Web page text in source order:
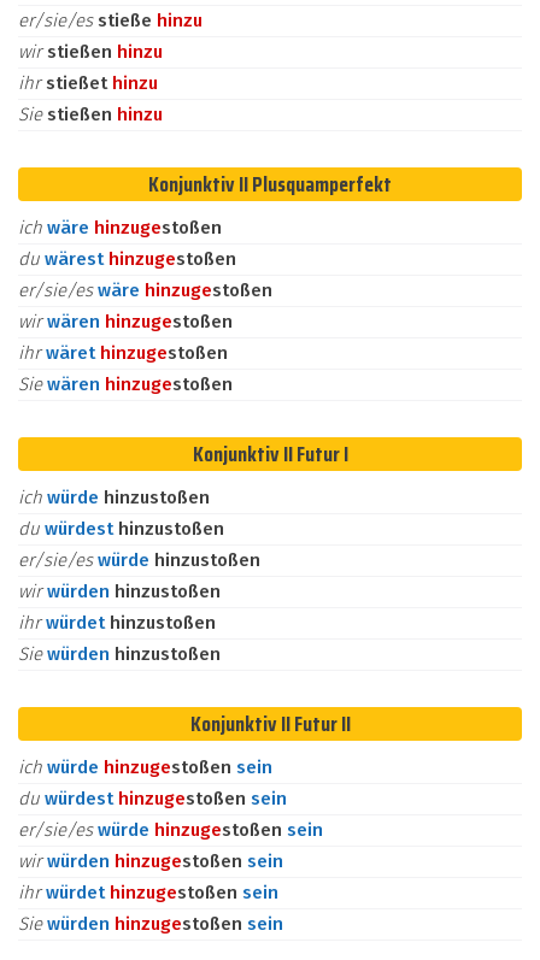
er/sie/es stieße hinzu
wirstießen hinzu
ihrstießet hinzu
Sie stießen hinzu
Konjunktiv II Plusquamperfekt
ich wäre hinzugestoßen
du wärest hinzugestoßen
er/sie/eswäre hinzugestoßen
wirwären hinzugestoßen
ihrwäret hinzugestoßen
Siewären hinzugestoßen
Konjunktiv II Futur I
ich würde hinzustoßen
du würdest hinzustoßen
er/sie/eswürde hinzustoßen
wirwürden hinzustoßen
ihrwürdet hinzustoßen
Siewürden hinzustoßen
Konjunktiv II Futur II
ich würde hinzugestoßen sein
du würdest hinzugestoßen sein
er/sie/eswürde hinzugestoßen sein
wirwürden hinzugestoßen sein
ihrwürdet hinzugestoßen sein
Siewürden hinzugestoßen sein